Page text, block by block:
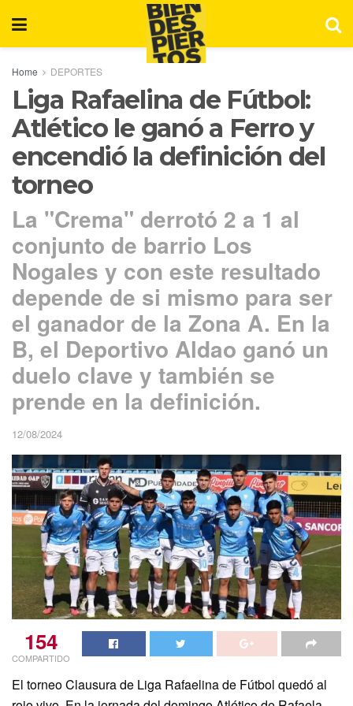
Home DEPORTES
Liga Rafaelina de Fútbol:
Atlético le ganó a Ferro y
encendió la definición del
torneo
La "Crema" derrotó 2 a 1 al
conjunto de barrio Los
Nogales y con este resultado
depende de si mismo para ser
el ganador de la Zona A. En la
B, el Deportivo Aldao ganó un
duelo clave y también se
prende en la definición.
12/08/2024
154
COMPARTIDO
El torneo Clausura de Liga Rafaelina de Fútbol quedó al